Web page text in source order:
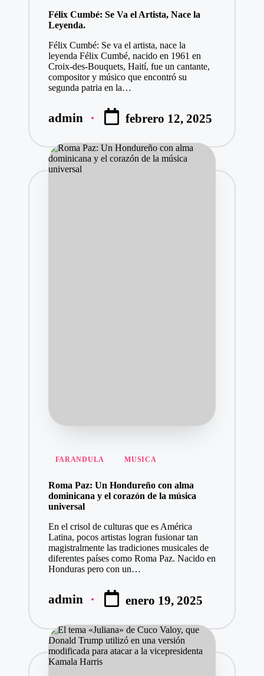
Félix Cumbé: Se Va el Artista, Nace la
Leyenda.
Félix Cumbé: Se va el artista, nace la
leyenda Félix Cumbé, nacido en 1961 en
Croix-des-Bouquets, Haití, fue un cantante,
compositor y músico que encontró su
segunda patria en la…
Publicado
admin febrero 12, 2025
Publicado
FARANDULA MUSICA
Roma Paz: Un Hondureño con alma
dominicana y el corazón de la música
universal
En el crisol de culturas que es América
Latina, pocos artistas logran fusionar tan
magistralmente las tradiciones musicales de
diferentes países como Roma Paz. Nacido en
Honduras pero con un…
Publicado
admin enero 19, 2025